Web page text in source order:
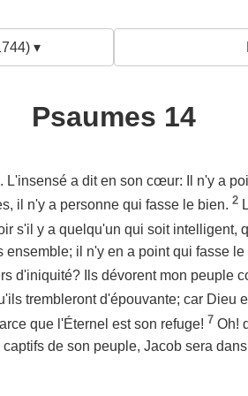
▾
Psaumes 14
L'insensé a dit en son cœur: Il n'y a
il n'y a personne qui fasse le bien. 2
s'il y a quelqu'un qui soit intelligent,
il n'y en a point qui fasse
d'iniquité? Ils dévorent mon peuple
trembleront d'épouvante; car Dieu
que l'Éternel est son refuge! 7 Oh!
de son peuple, Jacob sera